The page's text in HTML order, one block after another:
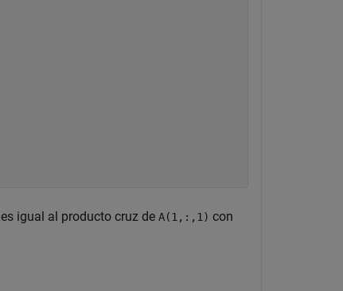
es igual al producto cruz de A(1,:,1) con